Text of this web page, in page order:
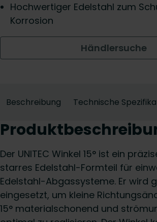
Hochwertiger Edelstahl zum
Korrosion
Händlersuche
Beschreibung Technische
Der UNITEC Winkel 15° ist ein
starres Edelstahl-Formteil für
Edelstahl-Abgassysteme. Er wird
eingesetzt, um kleine
15° materialschonend und